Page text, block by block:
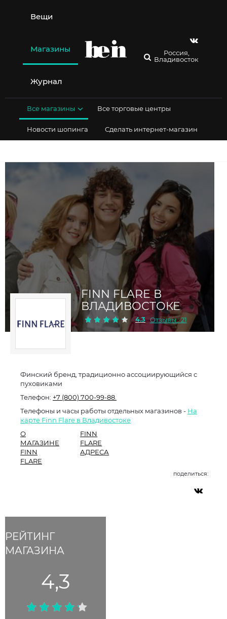
содержимому
Вещи
Магазины
Журнал
Россия,
Владивосток
Все магазины Все торговые центры
Новости шопинга Сделать интернет-магазин
FINN FLARE В
ВЛАДИВОСТОКЕ
4.3 Отзывы : 21
РЕЙТИНГ
МАГАЗИНА
4,3
Финский бренд, традиционно ассоциирующийся с
пуховиками
Телефон: +7 (800) 700-99-88.
Телефоны и часы работы отдельных магазинов - На
карте Finn Flare в Владивостоке
О
МАГАЗИНЕ
FINN
FLARE
FINN
FLARE
АДРЕСА
поделиться: